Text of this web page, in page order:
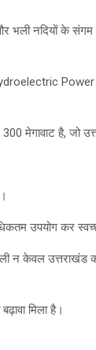
भली नदियों के
मेगावाट है, जो
उपयोग कर
न केवल उत्तराखंड
मिला है।